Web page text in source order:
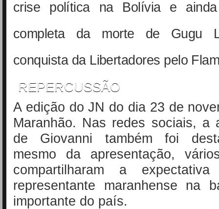
crise política na Bolívia e
completa da morte de Gugu
conquista da Libertadores pelo
REPERCUSSÃO
A edição do JN do dia 23 de
Maranhão. Nas redes sociais, a
de Giovanni também foi
mesmo da apresentação,
compartilharam a
representante maranhense na
importante do país.